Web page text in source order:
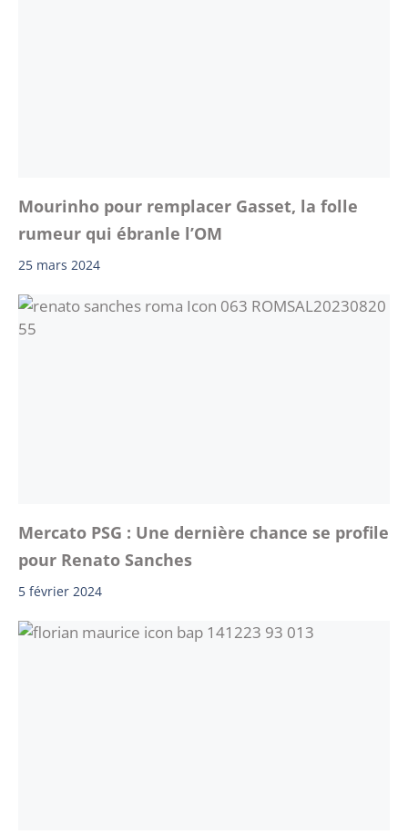
Mourinho pour remplacer Gasset, la folle
rumeur qui ébranle l’OM
25 mars 2024
Mercato PSG : Une dernière chance se profile
pour Renato Sanches
5 février 2024